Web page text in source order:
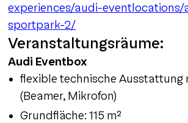
experiences/audi-eventlocations/
sportpark-2/
Veranstaltungsräume:
Audi Eventbox
flexible technische Ausstattung
(Beamer, Mikrofon)
Grundfläche: 115 m²